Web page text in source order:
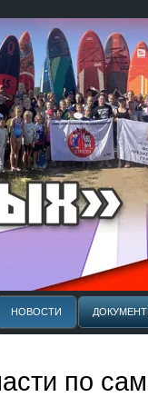
НОВОСТИ
по